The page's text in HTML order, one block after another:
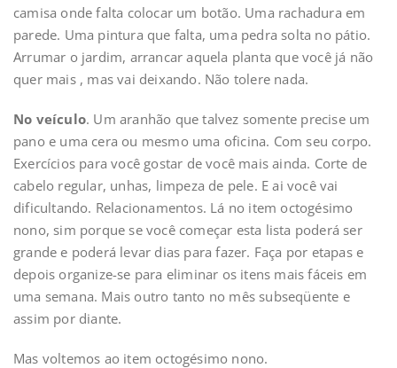
camisa onde falta colocar um botão. Uma rachadura em
parede. Uma pintura que falta, uma pedra solta no pátio.
Arrumar o jardim, arrancar aquela planta que você já não
quer mais , mas vai deixando. Não tolere nada.
No veículo. Um aranhão que talvez somente precise um
pano e uma cera ou mesmo uma oficina. Com seu corpo.
Exercícios para você gostar de você mais ainda. Corte de
cabelo regular, unhas, limpeza de pele. E ai você vai
dificultando. Relacionamentos. Lá no item octogésimo
nono, sim porque se você começar esta lista poderá ser
grande e poderá levar dias para fazer. Faça por etapas e
depois organize-se para eliminar os itens mais fáceis em
uma semana. Mais outro tanto no mês subseqüente e
assim por diante.
Mas voltemos ao item octogésimo nono.